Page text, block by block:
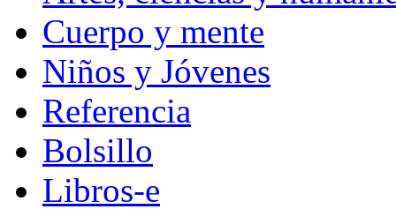
Cuerpo y mente
Niños y Jóvenes
Referencia
Bolsillo
Libros-e